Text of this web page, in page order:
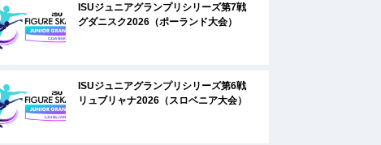
ISUジュニアグランプリシリーズ第7戦
グダニスク2026（ポーランド大会）
ISUジュニアグランプリシリーズ第6戦
リュブリャナ2026（スロベニア大会）